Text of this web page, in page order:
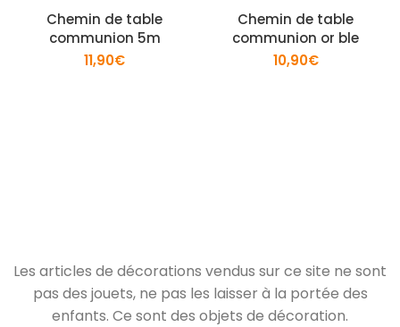
Chemin de table
communion 5m
11,90€
Chemin de table
communion or ble
10,90€
Les articles de décorations vendus sur ce site ne sont
pas des jouets, ne pas les laisser à la portée des
enfants. Ce sont des objets de décoration.